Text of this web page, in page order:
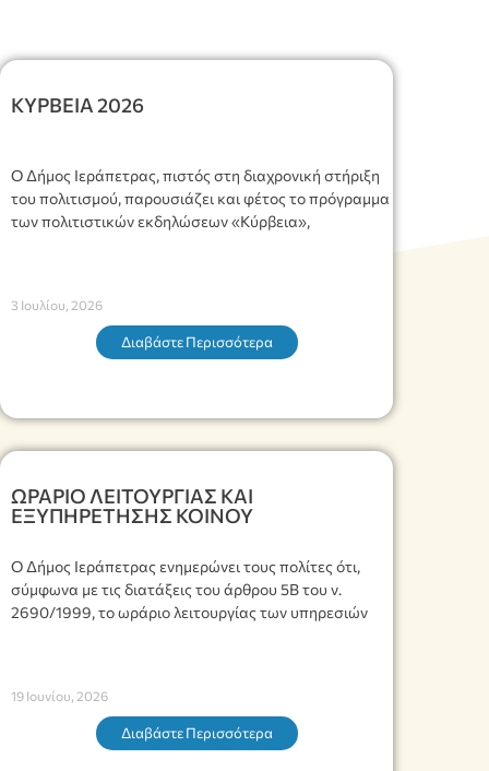
ΚΥΡΒΕΙΑ 2026
Ο Δήμος Ιεράπετρας, πιστός στη διαχρονική στήριξη
του πολιτισμού, παρουσιάζει και φέτος το πρόγραμμα
των πολιτιστικών εκδηλώσεων «Κύρβεια»,
3 Ιουλίου, 2026
Διαβάστε Περισσότερα
ΩΡΑΡΙΟ ΛΕΙΤΟΥΡΓΙΑΣ ΚΑΙ
ΕΞΥΠΗΡΕΤΗΣΗΣ ΚΟΙΝΟΥ
Ο Δήμος Ιεράπετρας ενημερώνει τους πολίτες ότι,
σύμφωνα με τις διατάξεις του άρθρου 5Β του ν.
2690/1999, το ωράριο λειτουργίας των υπηρεσιών
19 Ιουνίου, 2026
Διαβάστε Περισσότερα